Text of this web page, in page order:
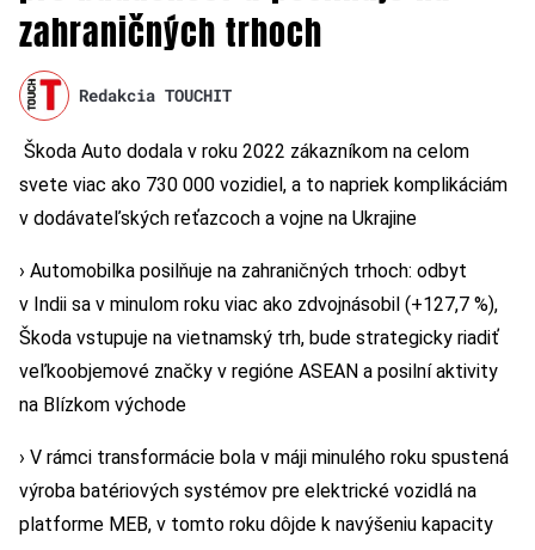
zahraničných trhoch
Redakcia TOUCHIT
Škoda Auto dodala v roku 2022 zákazníkom na celom
svete viac ako 730 000 vozidiel, a to napriek komplikáciám
v dodávateľských reťazcoch a vojne na Ukrajine
› Automobilka posilňuje na zahraničných trhoch: odbyt
v Indii sa v minulom roku viac ako zdvojnásobil (+127,7 %),
Škoda vstupuje na vietnamský trh, bude strategicky riadiť
veľkoobjemové značky v regióne ASEAN a posilní aktivity
na Blízkom východe
› V rámci transformácie bola v máji minulého roku spustená
výroba batériových systémov pre elektrické vozidlá na
platforme MEB, v tomto roku dôjde k navýšeniu kapacity